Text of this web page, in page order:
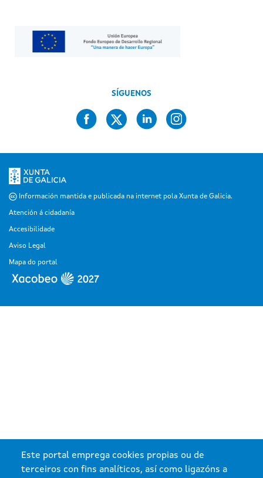
Este portal emprega cookies propias ou de
terceiros con fins analíticos, así como ligazóns a
SÍGUENOS
Información mantida e publicada na internet pola Xunta de Galicia.
Atención á cidadanía
Accesibilidade
Aviso Legal
Mapa do portal